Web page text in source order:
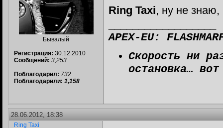
Бывалый
Регистрация: 30.12.2010
Сообщений: 3,253
Поблагодарил: 732
Поблагодарили: 1,158
Ring Taxi, ну не
APEX-EU:
Скорость ни
остановка…
28.06.2012, 18:38
Ring Taxi